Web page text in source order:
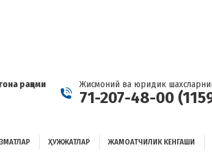
рақами Жисмоний ва юридик
71-207-48-00
ҲУЖЖАТЛАР ЖАМОАТЧИЛИК КЕНГАШИ